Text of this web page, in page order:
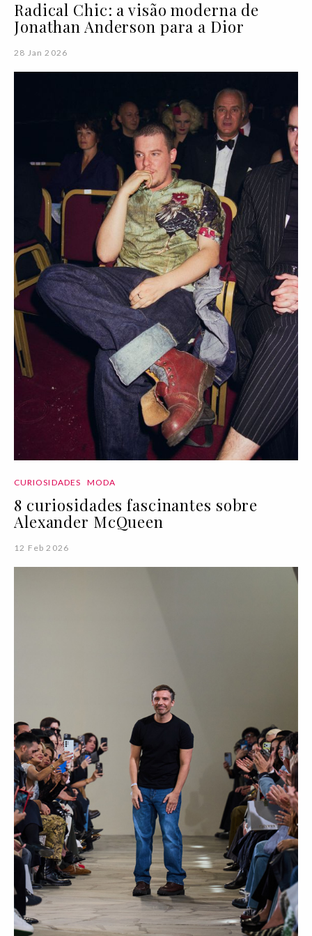
Radical Chic: a visão moderna de
Jonathan Anderson para a Dior
28 Jan 2026
CURIOSIDADES MODA
8 curiosidades fascinantes sobre
Alexander McQueen
12 Feb 2026